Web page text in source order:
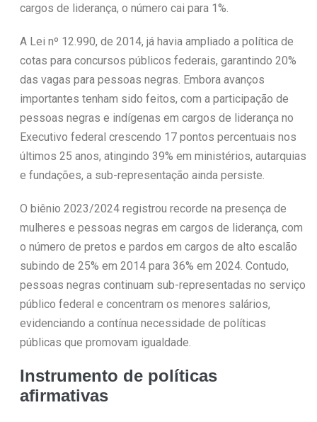
cargos de liderança, o número cai para 1%.
A Lei nº 12.990, de 2014, já havia ampliado a política de
cotas para concursos públicos federais, garantindo 20%
das vagas para pessoas negras. Embora avanços
importantes tenham sido feitos, com a participação de
pessoas negras e indígenas em cargos de liderança no
Executivo federal crescendo 17 pontos percentuais nos
últimos 25 anos, atingindo 39% em ministérios, autarquias
e fundações, a sub-representação ainda persiste.
O biênio 2023/2024 registrou recorde na presença de
mulheres e pessoas negras em cargos de liderança, com
o número de pretos e pardos em cargos de alto escalão
subindo de 25% em 2014 para 36% em 2024. Contudo,
pessoas negras continuam sub-representadas no serviço
público federal e concentram os menores salários,
evidenciando a contínua necessidade de políticas
públicas que promovam igualdade.
Instrumento de políticas
afirmativas